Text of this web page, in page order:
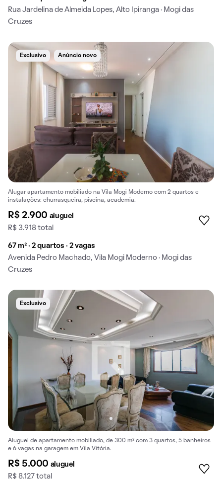
Rua Jardelina de Almeida Lopes, Alto Ipiranga · Mogi das
Cruzes
Exclusivo Anúncio novo
Alugar apartamento mobiliado na Vila Mogi Moderno com 2 quartos e
instalações: churrasqueira, piscina, academia.
R$ 2.900 aluguel
R$ 3.918 total
67 m² · 2 quartos · 2 vagas
Avenida Pedro Machado, Vila Mogi Moderno · Mogi das
Cruzes
Exclusivo
Aluguel de apartamento mobiliado, de 300 m² com 3 quartos, 5 banheiros
e 6 vagas na garagem em Vila Vitória.
R$ 5.000 aluguel
R$ 8.127 total